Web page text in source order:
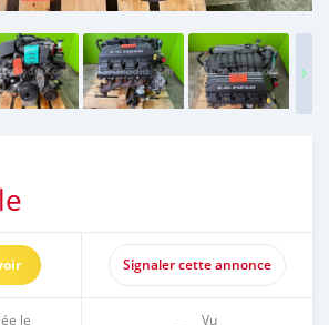
Signaler cette annonce
le
Vu